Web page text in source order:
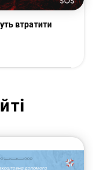
втратити